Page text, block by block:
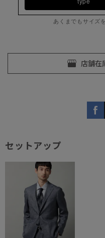
あくまでもサイズ
セットアップ